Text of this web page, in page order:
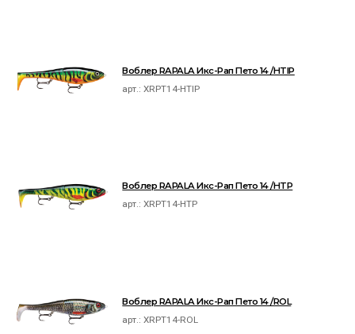
Воблер RAPALA Икс-Рап Пето 14 /HTIP
арт.:XRPT14-HTIP
Воблер RAPALA Икс-Рап Пето 14 /HTP
арт.:XRPT14-HTP
Воблер RAPALA Икс-Рап Пето 14 /ROL
арт.:XRPT14-ROL